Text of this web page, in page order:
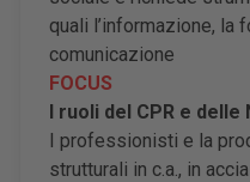
quali l’informazione, la
comunicazione
FOCUS
I ruoli del CPR e delle
I professionisti e la
strutturali in c.a., in